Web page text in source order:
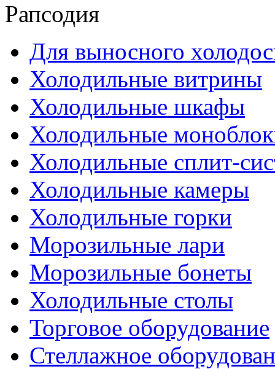
Рапсодия
Для выносного
Холодильные витрины
Холодильные шкафы
Холодильные
Холодильные сплит-
Холодильные камеры
Холодильные горки
Морозильные лари
Морозильные бонеты
Холодильные столы
Торговое оборудование
Стеллажное